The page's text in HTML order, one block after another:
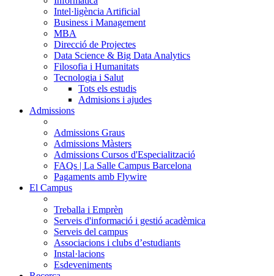
Intel·ligència Artificial
Business i Management
MBA
Direcció de Projectes
Data Science & Big Data Analytics
Filosofia i Humanitats
Tecnologia i Salut
Tots els estudis
Admisions i ajudes
Admissions
Admissions Graus
Admissions Màsters
Admissions Cursos d'Especialització
FAQs | La Salle Campus Barcelona
Pagaments amb Flywire
El Campus
Treballa i Emprèn
Serveis d'informació i gestió acadèmica
Serveis del campus
Associacions i clubs d’estudiants
Instal·lacions
Esdeveniments